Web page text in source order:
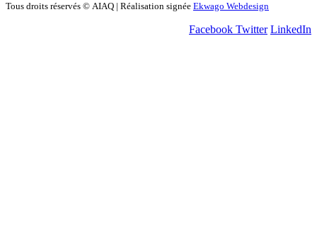
Tous droits réservés © AIAQ | Réalisation signée Ekwago Webdesign
Facebook Twitter LinkedIn